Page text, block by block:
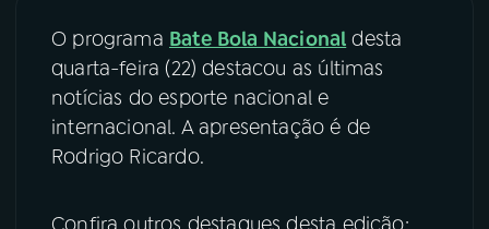
08 FESTIVAL DE MÚSICA
ACOMPANHE A RÁDIO NACIONAL
O programa Bate Bola Nacional desta
quarta-feira (22) destacou as últimas
notícias do esporte nacional e
internacional. A apresentação é de
Rodrigo Ricardo.